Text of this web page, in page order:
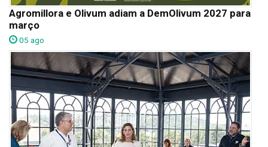
Agromillora e Olivum adiam a DemOlivum 2027 para
março
05 ago